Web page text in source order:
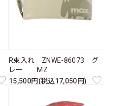
R束入れ ZNWE-86073 グ
レー MZ
15,500円(税込17,050円)